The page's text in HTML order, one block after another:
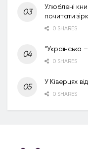
Улюблені
почитати
0 SHARES
“Українська
0 SHARES
У Ківерцях
0 SHARES